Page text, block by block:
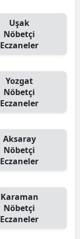
Uşak
Nöbetçi
Eczaneler
Yozgat
Nöbetçi
Eczaneler
Aksaray
Nöbetçi
Eczaneler
Karaman
Nöbetçi
Eczaneler